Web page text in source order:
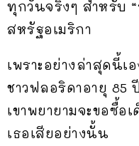
ทุกวันจริงๆ สำหรับ
สหรัฐอเมริกา
เพราะอย่างล่าสุดนี้เ
ชาวฟลอริดาอายุ 85
เขาพยายามจะขอซื้อ
เธอเสียอย่างนั้น